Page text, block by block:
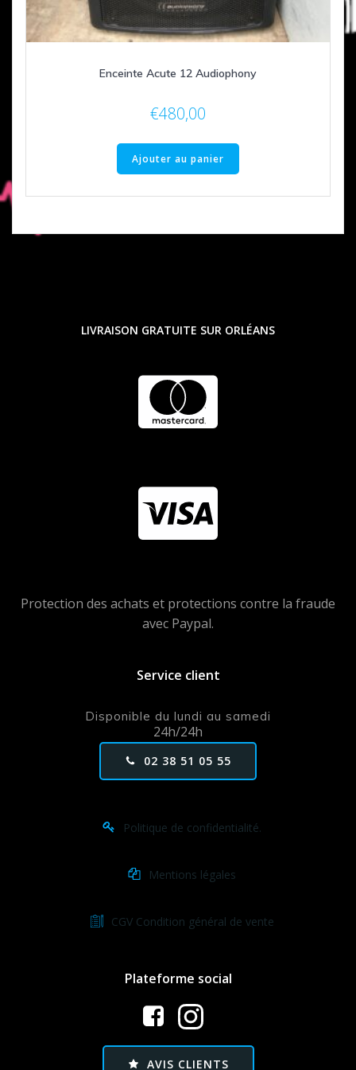
Enceinte Acute 12 Audiophony
€480,00
Ajouter au panier
LIVRAISON GRATUITE SUR ORLÉANS
Protection des achats et protections contre la fraude
avec Paypal.
Service client
Disponible du lundi au samedi
24h/24h
02 38 51 05 55
Politique de confidentialité.
Mentions légales
CGV Condition général de vente
Plateforme social
AVIS CLIENTS